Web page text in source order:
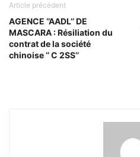
Article précédent
AGENCE ‘’AADL’’ DE
MASCARA : Résiliation du
contrat de la société
chinoise ‘’ C 2SS’’